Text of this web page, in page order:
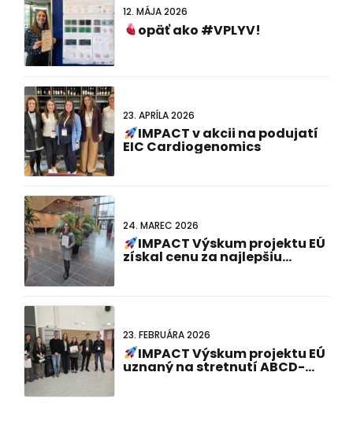
12. MÁJA 2026
opäť ako #VPLYV!
23. APRÍLA 2026
IMPACT v akcii na podujatí
EIC Cardiogenomics
24. MAREC 2026
IMPACT Výskum projektu EÚ
získal cenu za najlepšiu
23. FEBRUÁRA 2026
IMPACT Výskum projektu EÚ
uznaný na stretnutí ABCD-